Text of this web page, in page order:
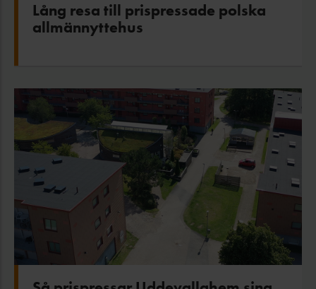
Lång resa till prispressade polska
allmännyttehus